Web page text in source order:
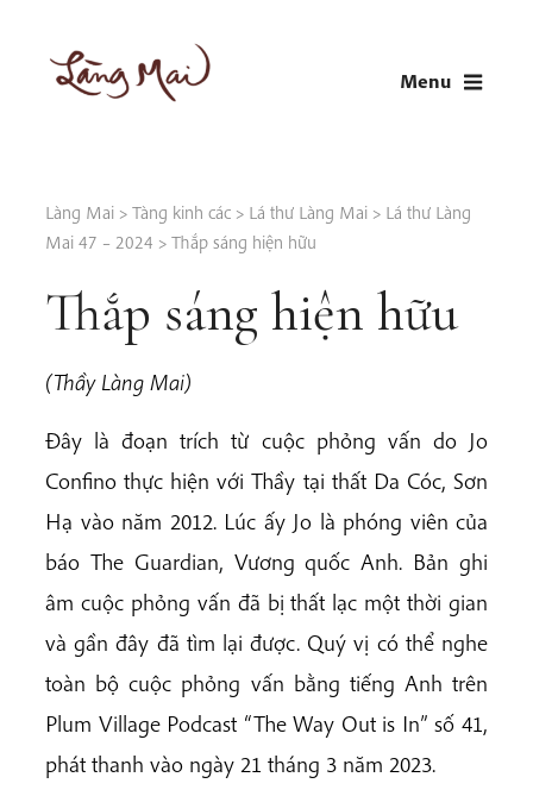
content
Menu
Làng Mai > Tàng kinh các > Lá thư Làng Mai > Lá thư Làng
Mai 47 – 2024 > Thắp sáng hiện hữu
Thắp sáng hiện hữu
(Thầy Làng Mai)
Đây là đoạn trích từ cuộc phỏng vấn do Jo
Confino thực hiện với Thầy tại thất Da Cóc, Sơn
Hạ vào năm 2012. Lúc ấy Jo là phóng viên của
báo The Guardian, Vương quốc Anh. Bản ghi
âm cuộc phỏng vấn đã bị thất lạc một thời gian
và gần đây đã tìm lại được. Quý vị có thể nghe
toàn bộ cuộc phỏng vấn bằng tiếng Anh trên
Plum Village Podcast “The Way Out is In” số 41,
phát thanh vào ngày 21 tháng 3 năm 2023.